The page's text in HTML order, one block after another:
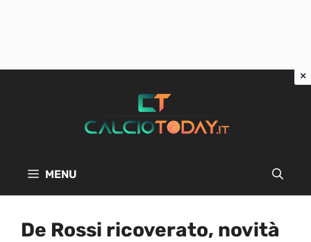
MENU
De Rossi ricoverato, novità